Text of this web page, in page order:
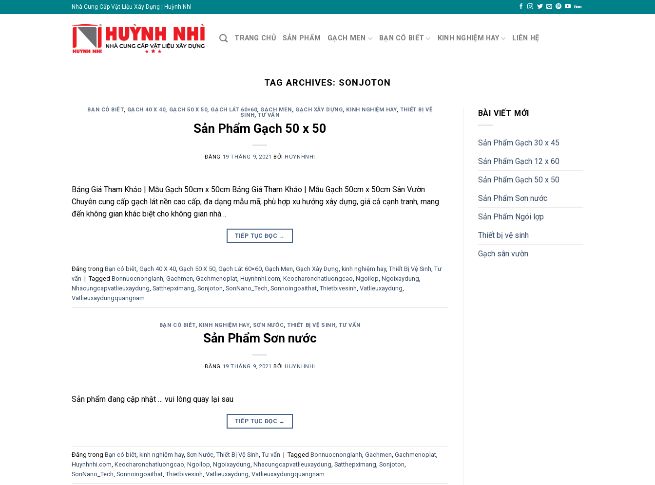
Nhà Cung Cấp Vật Liệu Xây Dựng | Huỳnh Nhì
TRANG CHỦ SẢN PHẨM GẠCH MEN BẠN CÓ BIẾT KINH NGHIỆM HAY LIÊN HỆ
TAG ARCHIVES: SONJOTON
BẠN CÓ BIÊT, GẠCH 40 X 40, GẠCH 50 X 50, GẠCH LÁT 60×60, GẠCH MEN , GẠCH XÂY DỰNG, KINH NGHIỆM HAY, THIẾT BỊ VỆ
SINH ,TƯ VẤN
Sản Phẩm Gạch 50 x 50
ĐĂNG 19 THÁNG 9, 2021 BỞI HUYNHNHI
Bảng Giá Tham Khảo | Mẫu Gạch 50cm x 50cm Bảng Giá Tham Khảo | Mẫu Gạch 50cm x 50cm Sân Vườn
Chuyên cung cấp gạch lát nền cao cấp, đa dạng mẫu mã, phù hợp xu hướng xây dựng, giá cả cạnh tranh, mang
đến không gian khác biệt cho không gian nhà…
TIẾP TỤC ĐỌC →
Đăng trong Bạn có biêt, Gạch 40 X 40, Gạch 50 X 50, Gạch Lát 60×60, Gạch Men, Gạch Xây Dựng, kinh nghiệm hay, Thiết Bị Vệ Sinh, Tư
vấn | Tagged Bonnuocnonglanh, Gachmen, Gachmenoplat, Huynhnhi.com, Keocharonchatluongcao, Ngoilop, Ngoixaydung,
Nhacungcapvatlieuxaydung, Satthepximang, Sonjoton, SonNano_Tech, Sonnoingoaithat, Thietbivesinh, Vatlieuxaydung,
Vatlieuxaydungquangnam
BẠN CÓ BIÊT, KINH NGHIỆM HAY, SƠN NƯỚC,THIẾT BỊ VỆ SINH,TƯ VẤN
Sản Phẩm Sơn nước
ĐĂNG 19 THÁNG 9, 2021 BỞI HUYNHNHI
Sản phẩm đang cập nhật … vui lòng quay lại sau
TIẾP TỤC ĐỌC →
Đăng trong Bạn có biêt kinh nghiệm hay, Sơn Nước Thiết Bị Vệ Sinh Tư vấn | Tagged Bonnuocnonglanh Gachmen Gachmenoplat
Huynhnhi.com Keocharonchatluongcao Ngoilop Ngoixaydung Nhacungcapvatlieuxaydung Satthepximang Sonjoton
SonNano_Tech Sonnoingoaithat Thietbivesinh Vatlieuxaydung Vatlieuxaydungquangnam
BÀI VIẾT MỚI
Sản Phẩm Gạch 30 x 45
Sản Phẩm Gạch 12 x 60
Sản Phẩm Gạch 50 x 50
Sản Phẩm Sơn nước
Sản Phẩm Ngói lợp
Thiết bị vệ sinh
Gạch sân vườn